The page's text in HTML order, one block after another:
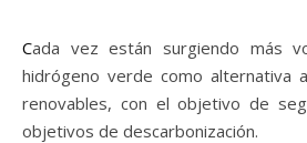
Cada vez están surgiendo más voces en defensa del
hidrógeno verde como alternativa
renovables, con el objetivo de
objetivos de descarbonización.